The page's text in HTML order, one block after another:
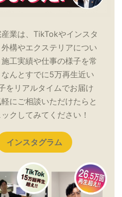
業は、TikTokやインスタ
構やエクステリアについ
工実績や仕事の様子を常
んとすでに5万再生近い
をリアルタイムでお届け
にご相談いただけたらと
クしてみてください！
インスタグラム